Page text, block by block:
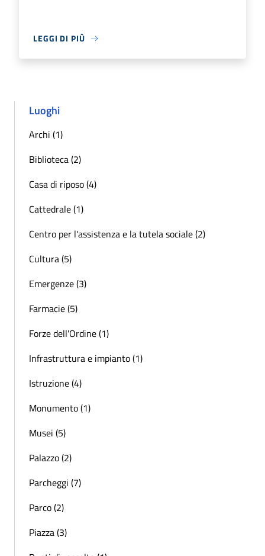
LEGGI DI PIÙ
Luoghi
Archi (1)
Biblioteca (2)
Casa di riposo (4)
Cattedrale (1)
Centro per l'assistenza e la tutela sociale (2)
Cultura (5)
Emergenze (3)
Farmacie (5)
Forze dell'Ordine (1)
Infrastruttura e impianto (1)
Istruzione (4)
Monumento (1)
Musei (5)
Palazzo (2)
Parcheggi (7)
Parco (2)
Piazza (3)